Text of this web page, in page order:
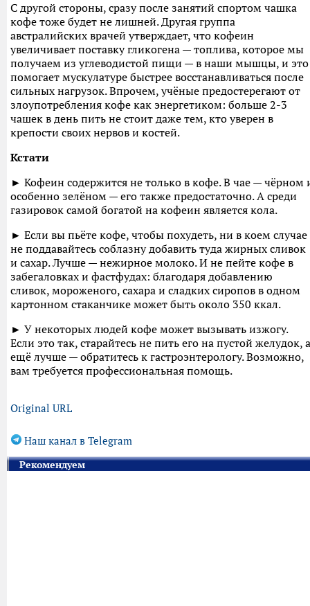
С другой стороны, сразу после занятий спортом чашка
кофе тоже будет не лишней. Другая группа
австралийских врачей утверждает, что кофеин
увеличивает поставку гликогена — топлива, которое мы
получаем из углеводистой пищи — в наши мышцы, и это
помогает мускулатуре быстрее восстанавливаться после
сильных нагрузок. Впрочем, учёные предостерегают от
злоупотребления кофе как энергетиком: больше 2-3
чашек в день пить не стоит даже тем, кто уверен в
крепости своих нервов и костей.
Кстати
► Кофеин содержится не только в кофе. В чае — чёрном
особенно зелёном — его также предостаточно. А среди
газировок самой богатой на кофеин является кола.
► Если вы пьёте кофе, чтобы похудеть, ни в коем случае
не поддавайтесь соблазну добавить туда жирных сливок
и сахар. Лучше — нежирное молоко. И не пейте кофе в
забегаловках и фастфудах: благодаря добавлению
сливок, мороженого, сахара и сладких сиропов в одном
картонном стаканчике может быть около 350 ккал.
► У некоторых людей кофе может вызывать изжогу.
Если это так, старайтесь не пить его на пустой желудок, а
ещё лучше — обратитесь к гастроэнтерологу. Возможно,
вам требуется профессиональная помощь.
Original URL
Наш канал в Telegram
Рекомендуем